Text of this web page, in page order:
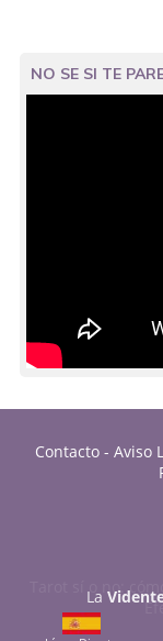
NO SE SI TE
Contacto -Aviso
Tarot sí o no:
La